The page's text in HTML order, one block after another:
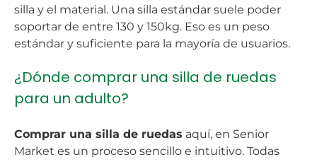
silla y el material. Una silla estándar suele poder
soportar de entre 130 y 150kg. Eso es un peso
estándar y suficiente para la mayoría de usuarios.
¿Dónde comprar una silla de ruedas
para un adulto?
Comprar una silla de ruedas aquí, en Senior
Market es un proceso sencillo e intuitivo. Todas